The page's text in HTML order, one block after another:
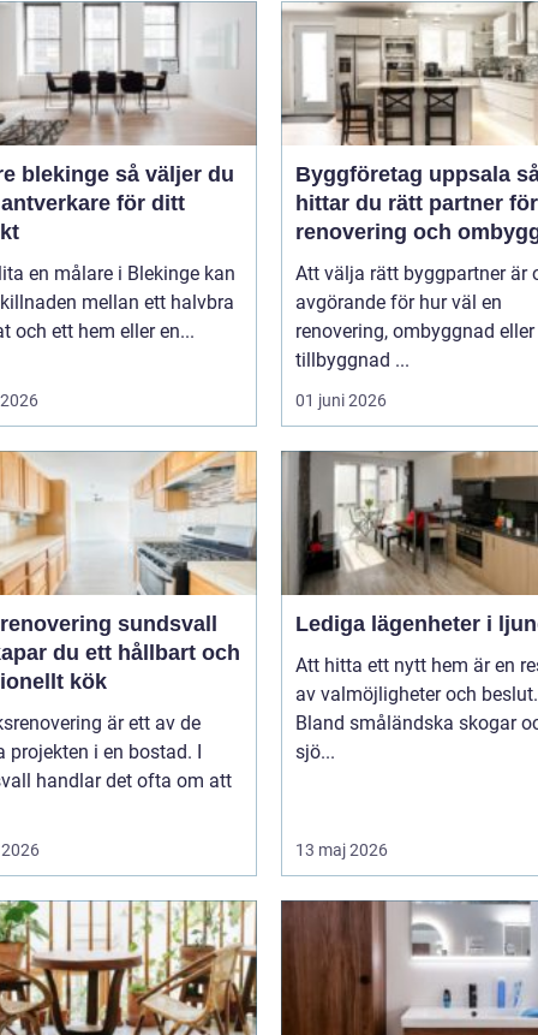
så väljer du
för ditt
en målare i Blekinge kan
mellan ett halvbra
och ett hem eller en...
Byggföretag uppsala så
hittar du rätt partner för
renovering och
Att välja rätt byggpartner är
avgörande för hur väl en
renovering, ombyggnad eller
tillbyggnad ...
01 juni 2026
sundsvall
du ett hållbart och
kök
är ett av de
projekten i en bostad. I
handlar det ofta om att
Lediga lägenheter i
Att hitta ett nytt hem är en
av valmöjligheter och beslut.
Bland småländska skogar
sjö...
13 maj 2026